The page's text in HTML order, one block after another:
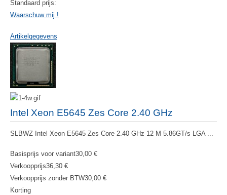
Standaard prijs:
Waarschuw mij !
Artikelgegevens
Intel Xeon E5645 Zes Core 2.40 GHz
SLBWZ Intel Xeon E5645 Zes Core 2.40 GHz 12 M 5.86GT/s LGA ...
Basisprijs voor variant30,00 €
Verkoopprijs36,30 €
Verkoopprijs zonder BTW30,00 €
Korting